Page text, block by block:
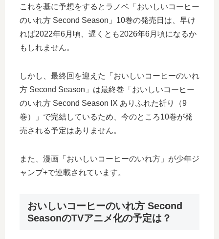
これを基に予想をするとラノベ「おいしいコーヒー
のいれ方 Second Season」10巻の発売日は、早け
れば2022年6月頃、遅くとも2026年6月頃になるか
もしれません。
しかし、最終回を迎えた「おいしいコーヒーのいれ
方 Second Season」は最終巻「おいしいコーヒー
のいれ方 Second Season IX ありふれた祈り（9
巻）」で完結しているため、今のところ10巻が発
売される予定はありません。
また、漫画「おいしいコーヒーのいれ方」が少年ジ
ャンプ+で連載されています。
おいしいコーヒーのいれ方 Second
SeasonのTVアニメ化の予定は？